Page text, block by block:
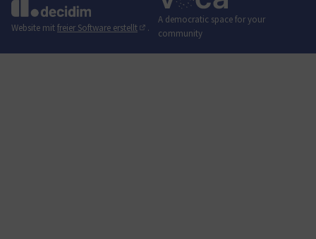
(Externer Link)
Website mitfreier Software erstellt
(Externer Link)
.
A democratic space for your
community